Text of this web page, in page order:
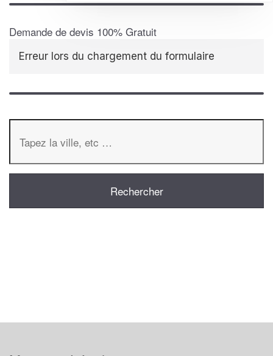
Demande de devis 100% Gratuit
Erreur lors du chargement du formulaire